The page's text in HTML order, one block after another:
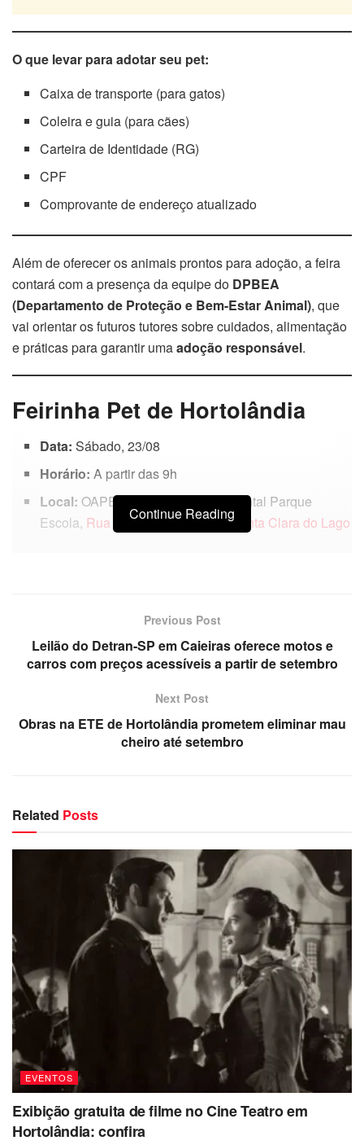
O que levar para adotar seu pet:
Caixa de transporte (para gatos)
Coleira e guia (para cães)
Carteira de Identidade (RG)
CPF
Comprovante de endereço atualizado
Além de oferecer os animais prontos para adoção, a feira
contará com a presença da equipe do DPBEA
(Departamento de Proteção e Bem-Estar Animal), que
vai orientar os futuros tutores sobre cuidados, alimentação
e práticas para garantir umaadoção responsável.
Feirinha Pet de Hortolândia
Data: Sábado, 23/08
Horário: A partir das 9h
Local: OAPE – Observatório Ambiental Parque
Escola, Rua Bolívia, 290, Jardim Santa Clara do Lago
Continue Reading
Previous Post
Leilão do Detran-SP em Caieiras oferece motos e
carros com preços acessíveis a partir de setembro
Next Post
Obras na ETE de Hortolândia prometem eliminar mau
cheiro até setembro
Related Posts
EVENTOS
Exibição gratuita de filme no Cine Teatro em
Hortolândia: confira